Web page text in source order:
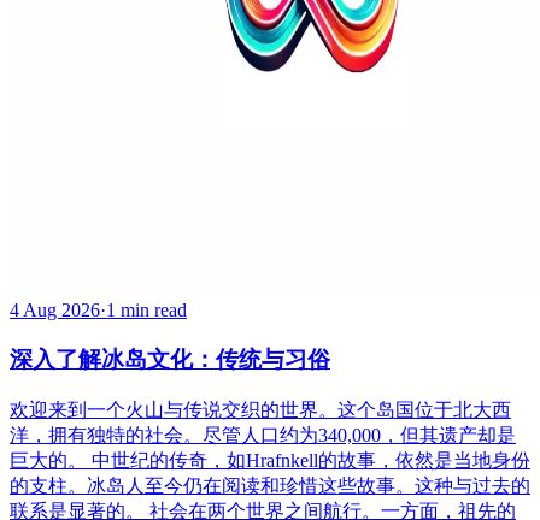
4 Aug 2026·1 min read
深入了解冰岛文化：传统与习俗
欢迎来到一个火山与传说交织的世界。这个岛国位于北大西
洋，拥有独特的社会。尽管人口约为340,000，但其遗产却是
巨大的。 中世纪的传奇，如Hrafnkell的故事，依然是当地身份
的支柱。冰岛人至今仍在阅读和珍惜这些故事。这种与过去的
联系是显著的。 社会在两个世界之间航行。一方面，祖先的